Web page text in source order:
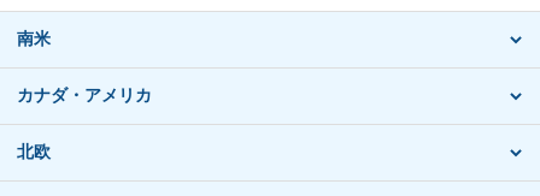
南米
カナダ・アメリカ
北欧